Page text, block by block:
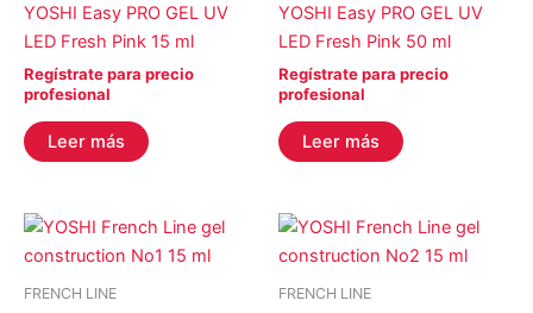
YOSHI Easy PRO GEL UV
LED Fresh Pink 15 ml
Regístrate para precio
profesional
Leer más
YOSHI Easy PRO GEL UV
LED Fresh Pink 50 ml
Regístrate para precio
profesional
Leer más
FRENCH LINE FRENCH LINE